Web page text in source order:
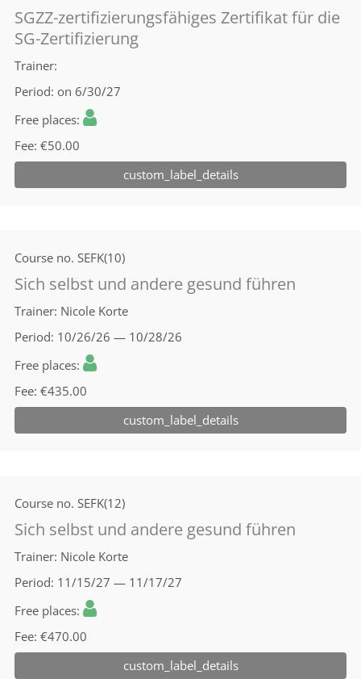
SGZZ-zertifizierungsfähiges Zertifikat für die
SG-Zertifizierung
Trainer
Period on 6/30/27
Free places
Fee €50.00
custom_label_details
Course no. SEFK(10)
Sich selbst und andere gesund führen
Trainer Nicole Korte
Period 10/26/26 — 10/28/26
Free places
Fee €435.00
custom_label_details
Course no. SEFK(12)
Sich selbst und andere gesund führen
Trainer Nicole Korte
Period 11/15/27 — 11/17/27
Free places
Fee €470.00
custom_label_details